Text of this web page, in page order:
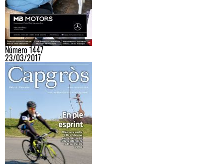
Número 1447
23/03/2017